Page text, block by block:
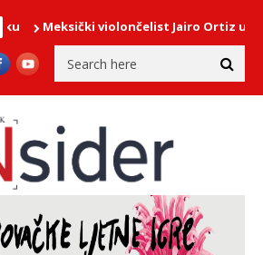
Meksički violončelist Jairo Ortiz u